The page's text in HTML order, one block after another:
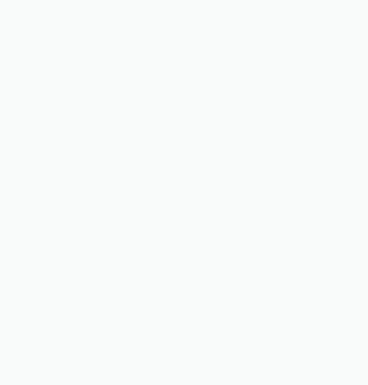
Erfolg der Disziplin im
änderte das aber nichts.
hat die
somit auf eine
Praxis schnell und
Das interne
war dabei (nur) ein
es behinderte
nicht. Heute